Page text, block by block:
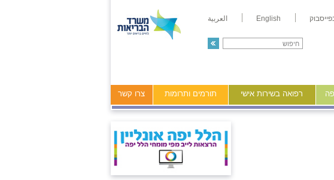
English العربية
רפואה בשירות אישי תורמים ותרומות צרו קשר